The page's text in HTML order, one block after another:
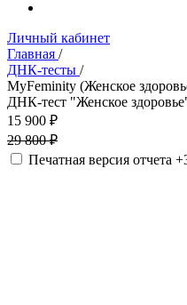
Личный кабинет
Главная /
ДНК-тесты /
MyFeminity (Женское
ДНК-тест "Женское
15 900 ₽
29 800 ₽
Печатная версия отчета